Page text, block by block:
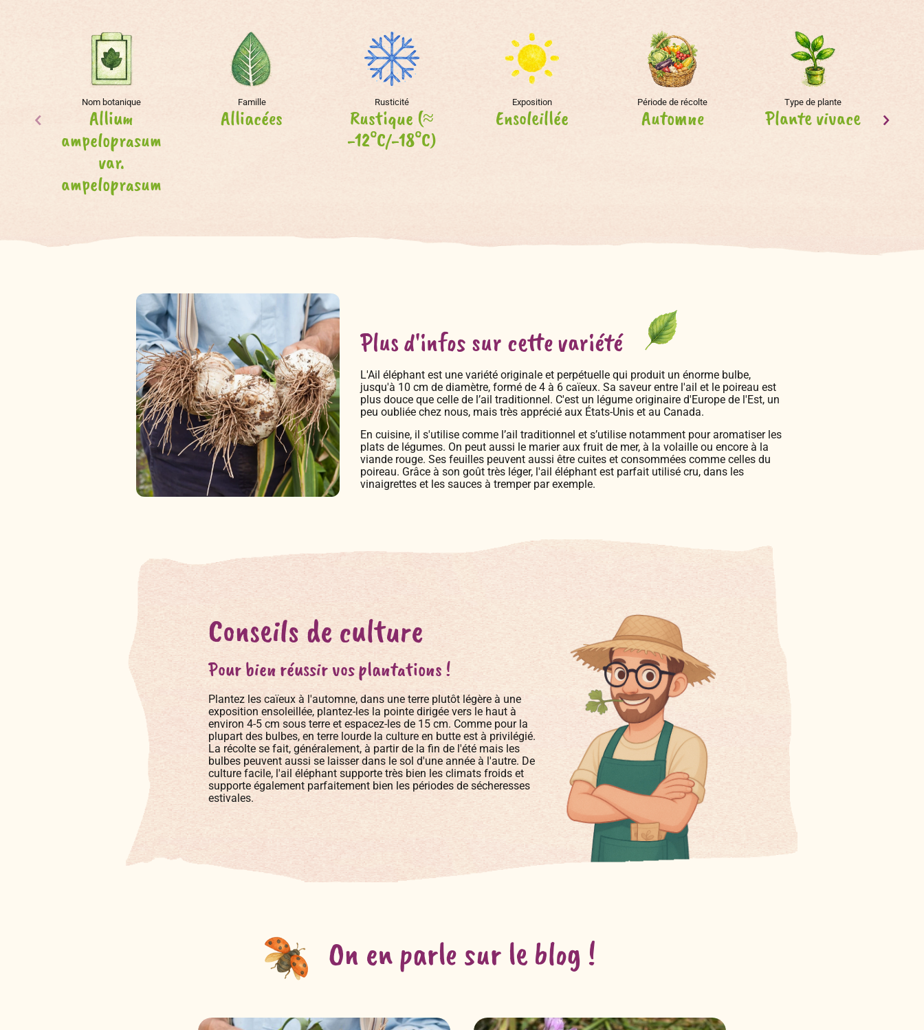
Nom botanique
Allium
ampeloprasum
var.
ampeloprasum
Famille
Alliacées
Rusticité
Rustique (≈
-12°C/-18°C)
Exposition
Ensoleillée
Période de récolte
Automne
Type de plante
Plante vivace
Plus d'infos sur cette variété
L'Ail éléphant est une variété originale et perpétuelle qui produit un énorme bulbe,
jusqu'à 10 cm de diamètre, formé de 4 à 6 caïeux. Sa saveur entre l'ail et le poireau est
plus douce que celle de l’ail traditionnel. C'est un légume originaire d'Europe de l'Est, un
peu oubliée chez nous, mais très apprécié aux États-Unis et au Canada.
En cuisine, il s'utilise comme l’ail traditionnel et s’utilise notamment pour aromatiser les
plats de légumes. On peut aussi le marier aux fruit de mer, à la volaille ou encore à la
viande rouge. Ses feuilles peuvent aussi être cuites et consommées comme celles du
poireau. Grâce à son goût très léger, l'ail éléphant est parfait utilisé cru, dans les
vinaigrettes et les sauces à tremper par exemple.
Conseils de culture
Pour bien réussir vos plantations !
Plantez les caïeux à l'automne, dans une terre plutôt légère à une
exposition ensoleillée, plantez-les la pointe dirigée vers le haut à
environ 4-5 cm sous terre et espacez-les de 15 cm. Comme pour la
plupart des bulbes, en terre lourde la culture en butte est à privilégié.
La récolte se fait, généralement, à partir de la fin de l'été mais les
bulbes peuvent aussi se laisser dans le sol d'une année à l'autre. De
culture facile, l'ail éléphant supporte très bien les climats froids et
supporte également parfaitement bien les périodes de sécheresses
estivales.
On en parle sur le blog !